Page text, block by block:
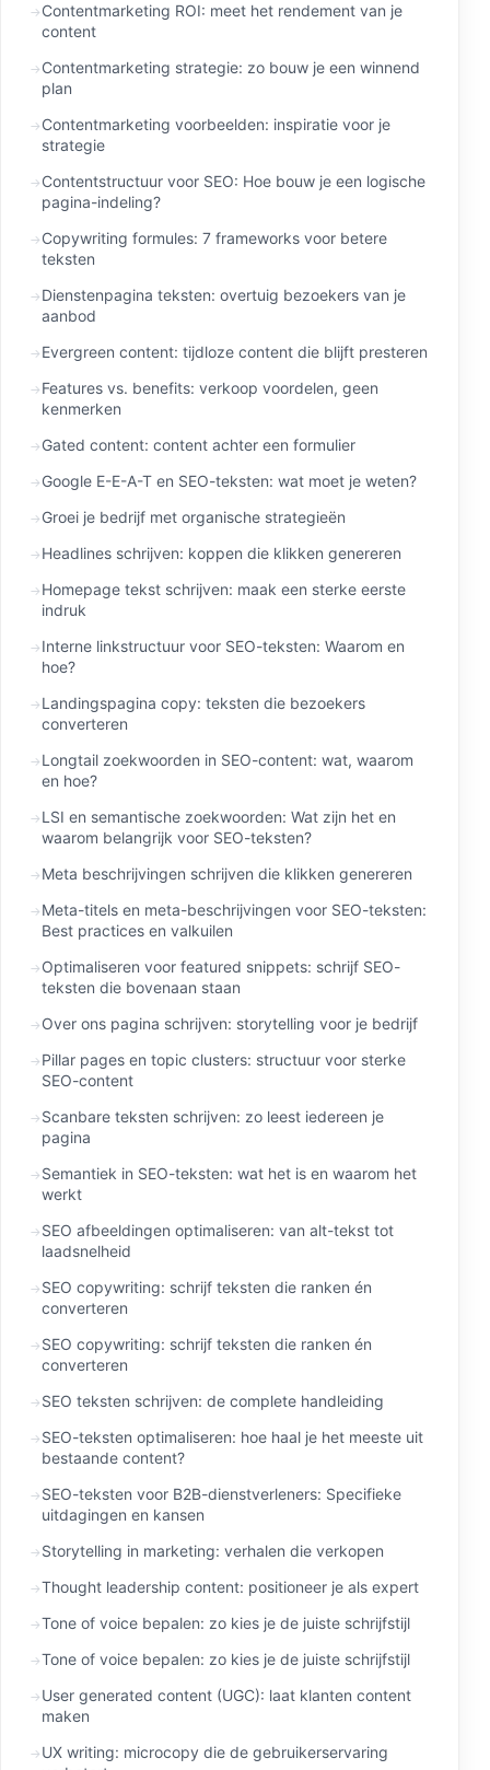
Contentmarketing ROI: meet het rendement van je
content
Contentmarketing strategie: zo bouw je een winnend
plan
Contentmarketing voorbeelden: inspiratie voor je
strategie
Contentstructuur voor SEO: Hoe bouw je een logische
pagina-indeling?
Copywriting formules: 7 frameworks voor betere
teksten
Dienstenpagina teksten: overtuig bezoekers van je
aanbod
Evergreen content: tijdloze content die blijft presteren
Features vs. benefits: verkoop voordelen, geen
kenmerken
Gated content: content achter een formulier
Google E-E-A-T en SEO-teksten: wat moet je weten?
Groei je bedrijf met organische strategieën
Headlines schrijven: koppen die klikken genereren
Homepage tekst schrijven: maak een sterke eerste
indruk
Interne linkstructuur voor SEO-teksten: Waarom en
hoe?
Landingspagina copy: teksten die bezoekers
converteren
Longtail zoekwoorden in SEO-content: wat, waarom
en hoe?
LSI en semantische zoekwoorden: Wat zijn het en
waarom belangrijk voor SEO-teksten?
Meta beschrijvingen schrijven die klikken genereren
Meta-titels en meta-beschrijvingen voor SEO-teksten:
Best practices en valkuilen
Optimaliseren voor featured snippets: schrijf SEO-
teksten die bovenaan staan
Over ons pagina schrijven: storytelling voor je bedrijf
Pillar pages en topic clusters: structuur voor sterke
SEO-content
Scanbare teksten schrijven: zo leest iedereen je
pagina
Semantiek in SEO-teksten: wat het is en waarom het
werkt
SEO afbeeldingen optimaliseren: van alt-tekst tot
laadsnelheid
SEO copywriting: schrijf teksten die ranken én
converteren
SEO copywriting: schrijf teksten die ranken én
converteren
SEO teksten schrijven: de complete handleiding
SEO-teksten optimaliseren: hoe haal je het meeste uit
bestaande content?
SEO-teksten voor B2B-dienstverleners: Specifieke
uitdagingen en kansen
Storytelling in marketing: verhalen die verkopen
Thought leadership content: positioneer je als expert
Tone of voice bepalen: zo kies je de juiste schrijfstijl
Tone of voice bepalen: zo kies je de juiste schrijfstijl
User generated content (UGC): laat klanten content
maken
UX writing: microcopy die de gebruikerservaring